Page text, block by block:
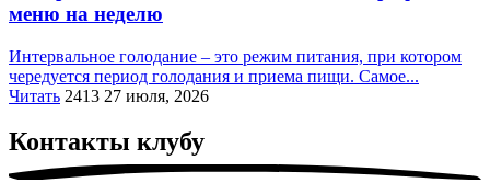
меню на неделю
Интервальное голодание – это режим питания, при котором
чередуется период голодания и приема пищи. Самое...
Читать 2413 27 июля, 2026
Контакты клубу